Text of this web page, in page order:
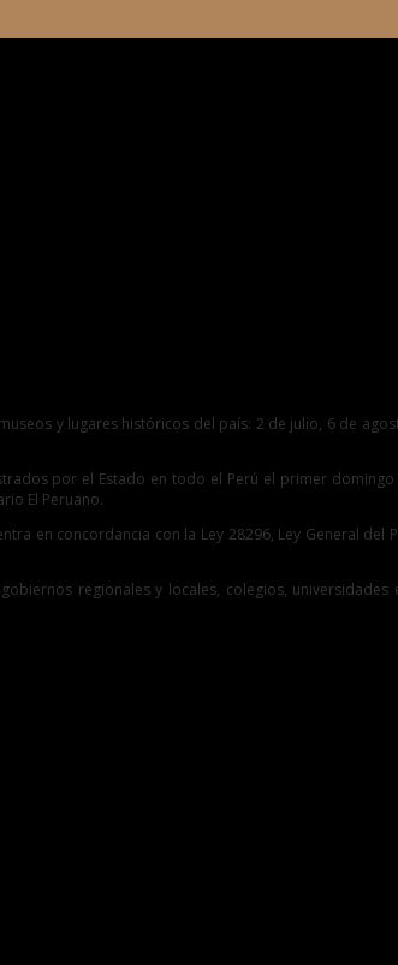
y lugares históricos del país: 2 de julio, 6 de
por el Estado en todo el Perú el primer
El Peruano.
en concordancia con la Ley 28296, Ley General del
regionales y locales, colegios,